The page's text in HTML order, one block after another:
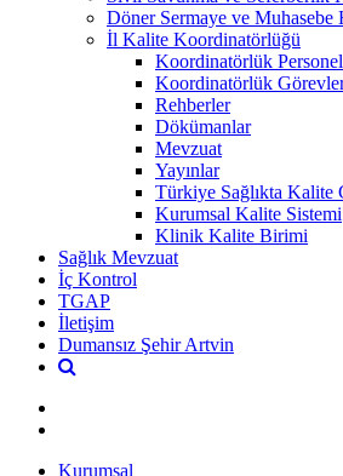
Döner Sermaye ve Muhasebe
İl Kalite Koordinatörlüğü
Koordinatörlük
Koordinatörlük
Rehberler
Dökümanlar
Mevzuat
Yayınlar
Türkiye Sağlıkta Kalite
Kurumsal Kalite Sistemi
Klinik Kalite Birimi
Sağlık Mevzuat
İç Kontrol
TGAP
İletişim
Dumansız Şehir Artvin
Kurumsal